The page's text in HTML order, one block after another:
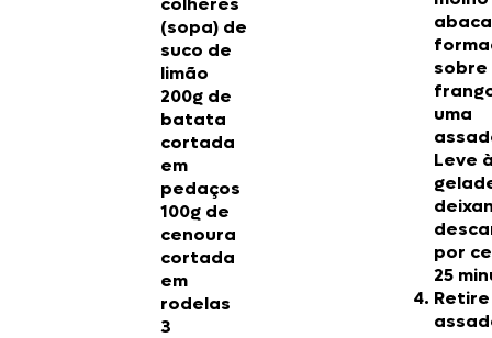
(sopa) de
suco de
limão
200g de
batata
cortada
em
pedaços
100g de
cenoura
cortada
em
rodelas
3
sobre
uma
Leve
por
25